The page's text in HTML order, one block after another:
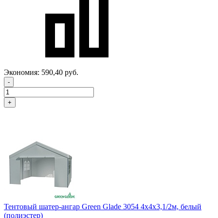
Экономия: 590,40 руб.
-
+
Тентовый шатер-ангар Green Glade 3054 4х4х3,1/2м, белый
(полиэстер)